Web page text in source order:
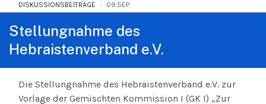
DISKUSSIONSBEITRÄGE 09.SEP.
Stellungnahme des
Hebraistenverband e.V.
Die Stellungnahme des Hebraistenverband e.V. zur
Vorlage der Gemischten Kommission I (GK I) „Zur